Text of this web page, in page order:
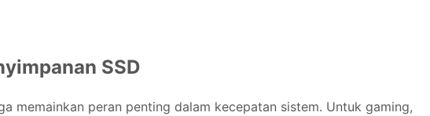
SSD
memainkan peran penting dalam kecepatan sistem. Untuk gaming,